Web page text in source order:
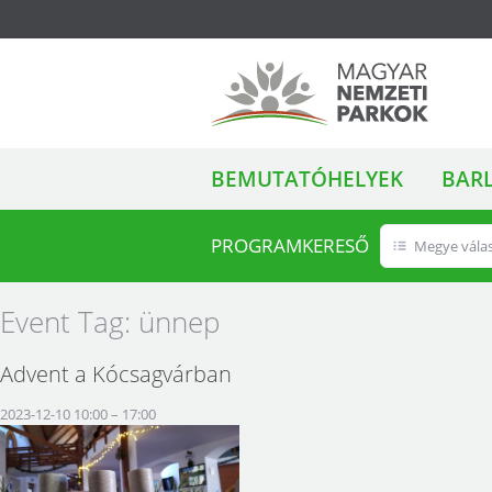
Magyar Nemzeti
Parkok
ALMENÜ
BEMUTATÓHELYEK
PROGRAMKERESŐ Megye
Event Tag: ünnep
Advent a Kócsagvárban
2023-12-10 10:00– 17:00